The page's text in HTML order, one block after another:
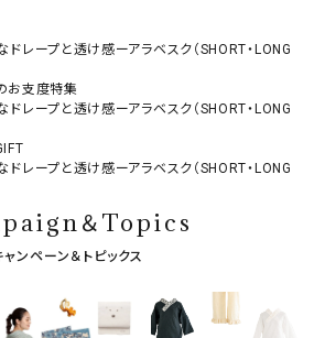
レープと透け感ーアラベスク（SHORT・LONG
お支度特集
レープと透け感ーアラベスク（SHORT・LONG
レープと透け感ーアラベスク（SHORT・LONG
＆Topics
ャンペーン＆トピックス